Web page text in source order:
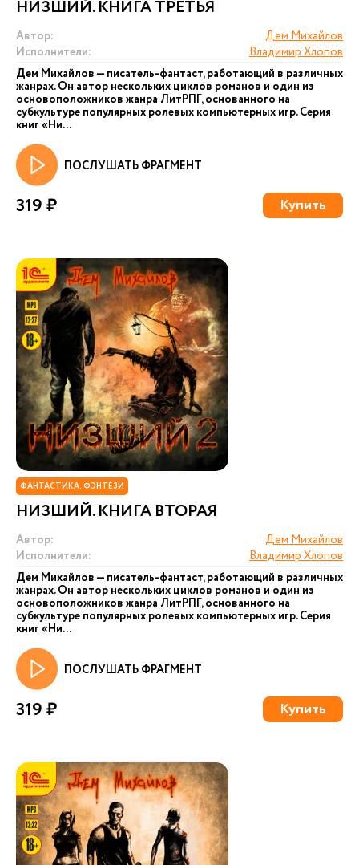
НИЗШИЙ. КНИГА ТРЕТЬЯ
Автор:
Дем Михайлов
Исполнители:
Владимир Хлопов
Дем Михайлов — писатель-фантаст, работающий в различных
жанрах. Он автор нескольких циклов романов и один из
основоположников жанра ЛитРПГ, основанного на
субкультуре популярных ролевых компьютерных игр. Серия
книг «Ни...
ПОСЛУШАТЬ ФРАГМЕНТ
319 ₽ Купить
ФАНТАСТИКА. ФЭНТЕЗИ
НИЗШИЙ. КНИГА ВТОРАЯ
Автор:
Дем Михайлов
Исполнители:
Владимир Хлопов
Дем Михайлов — писатель-фантаст, работающий в различных
жанрах. Он автор нескольких циклов романов и один из
основоположников жанра ЛитРПГ, основанного на
субкультуре популярных ролевых компьютерных игр. Серия
книг «Ни...
ПОСЛУШАТЬ ФРАГМЕНТ
319 ₽ Купить